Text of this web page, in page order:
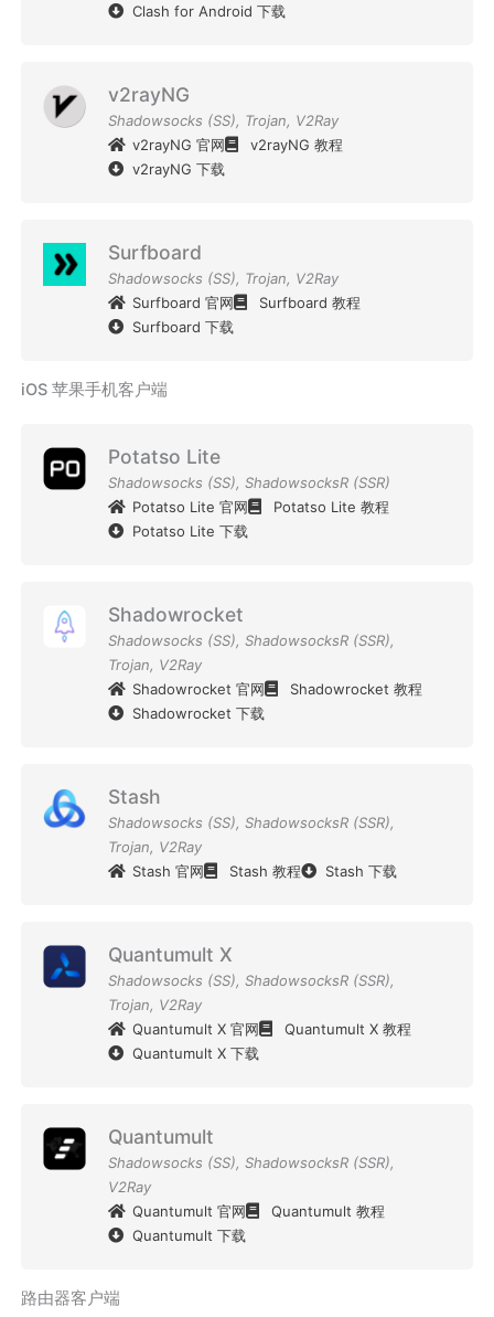
Clash for Android 下载
v2rayNG
Shadowsocks (SS), Trojan, V2Ray
v2rayNG 官网
v2rayNG 教程
v2rayNG 下载
Surfboard
Shadowsocks (SS), Trojan, V2Ray
Surfboard 官网
Surfboard 教程
Surfboard 下载
iOS 苹果手机客户端
Potatso Lite
Shadowsocks (SS), ShadowsocksR (SSR)
Potatso Lite 官网
Potatso Lite 教程
Potatso Lite 下载
Shadowrocket
Shadowsocks (SS), ShadowsocksR (SSR),
Trojan, V2Ray
Shadowrocket 官网
Shadowrocket 教程
Shadowrocket 下载
Stash
Shadowsocks (SS), ShadowsocksR (SSR),
Trojan, V2Ray
Stash 官网
Stash 教程 Stash 下载
Quantumult X
Shadowsocks (SS), ShadowsocksR (SSR),
Trojan, V2Ray
Quantumult X 官网
Quantumult X 教程
Quantumult X 下载
Quantumult
Shadowsocks (SS), ShadowsocksR (SSR),
V2Ray
Quantumult 官网
Quantumult 教程
Quantumult 下载
路由器客户端